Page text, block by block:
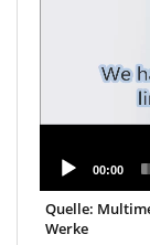
00:00
Quelle:
Werke